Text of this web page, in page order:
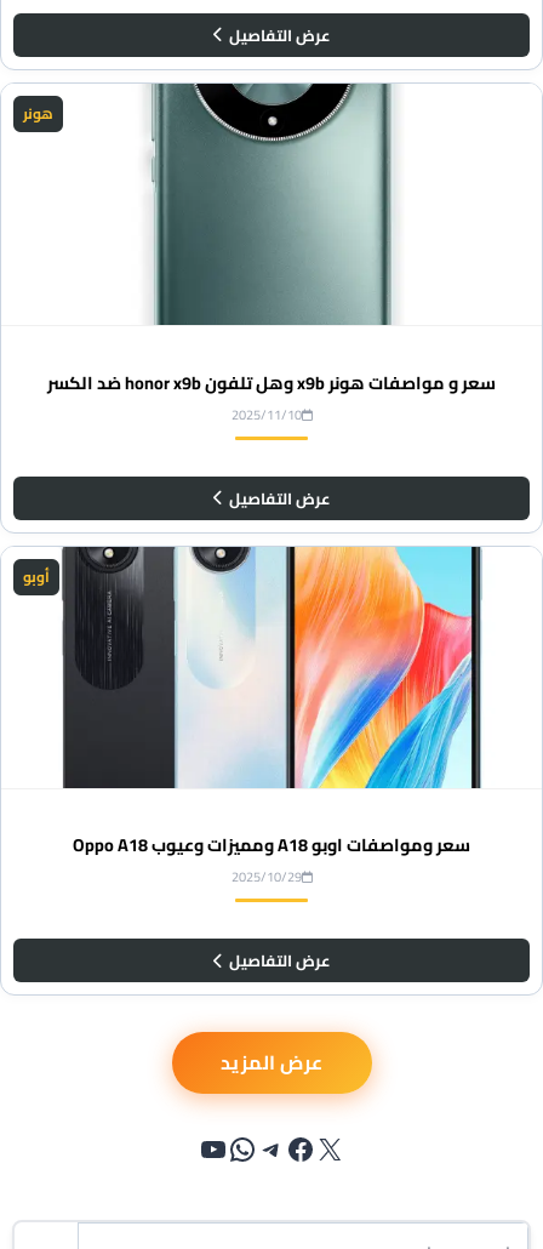
عرض التفاصيل
هونر
سعر و مواصفات هونر x9b وهل تلفون honor x9b ضد الكسر
2025/11/10
عرض التفاصيل
أوبو
سعر ومواصفات اوبو A18 ومميزات وعيوب Oppo A18
2025/10/29
عرض التفاصيل
عرض المزيد
إكسفيسبوك
تيليجرام
واتساب
يوتيوب